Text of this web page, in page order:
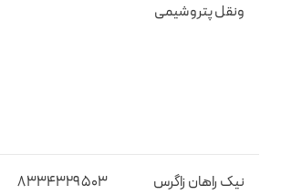
ونقل پتروشیمی
نیک راهان زاگرس
۸۳۳۴۳۲۹۵۰۳